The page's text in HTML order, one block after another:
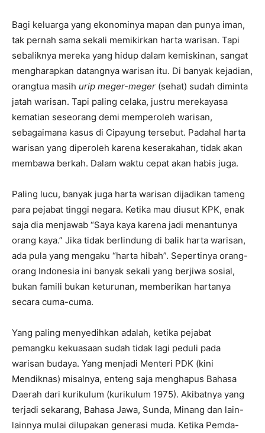
Bagi keluarga yang ekonominya mapan dan punya iman,
tak pernah sama sekali memikirkan harta warisan. Tapi
sebaliknya mereka yang hidup dalam kemiskinan, sangat
mengharapkan datangnya warisan itu. Di banyak kejadian,
orangtua masih urip meger-meger (sehat) sudah diminta
jatah warisan. Tapi paling celaka, justru merekayasa
kematian seseorang demi memperoleh warisan,
sebagaimana kasus di Cipayung tersebut. Padahal harta
warisan yang diperoleh karena keserakahan, tidak akan
membawa berkah. Dalam waktu cepat akan habis juga.
Paling lucu, banyak juga harta warisan dijadikan tameng
para pejabat tinggi negara. Ketika mau diusut KPK, enak
saja dia menjawab “Saya kaya karena jadi menantunya
orang kaya.” Jika tidak berlindung di balik harta warisan,
ada pula yang mengaku “harta hibah”. Sepertinya orang-
orang Indonesia ini banyak sekali yang berjiwa sosial,
bukan famili bukan keturunan, memberikan hartanya
secara cuma-cuma.
Yang paling menyedihkan adalah, ketika pejabat
pemangku kekuasaan sudah tidak lagi peduli pada
warisan budaya. Yang menjadi Menteri PDK (kini
Mendiknas) misalnya, enteng saja menghapus Bahasa
Daerah dari kurikulum (kurikulum 1975). Akibatnya yang
terjadi sekarang, Bahasa Jawa, Sunda, Minang dan lain-
lainnya mulai dilupakan generasi muda. Ketika Pemda-